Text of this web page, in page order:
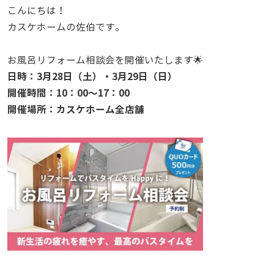
こんにちは！
カスケホームの佐伯です。
お風呂リフォーム相談会を開催いたします🌟
日時：3月28日（土）・3月29日（日）
開催時間：10：00～17：00
開催場所：カスケホーム全店舗